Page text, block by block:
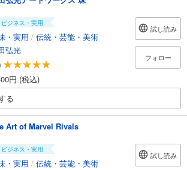
ビジネス・実用
・実用 / 伝統・芸能・美術
弘光
円 (税込)
試し読み
フォロー
る
Art of Marvel Rivals
ビジネス・実用
・実用 / 伝統・芸能・美術
試し読み